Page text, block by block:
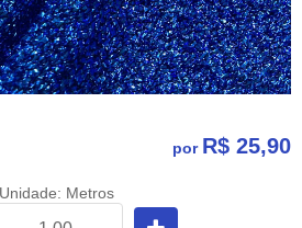
por R$ 25,90
Unidade: Metros